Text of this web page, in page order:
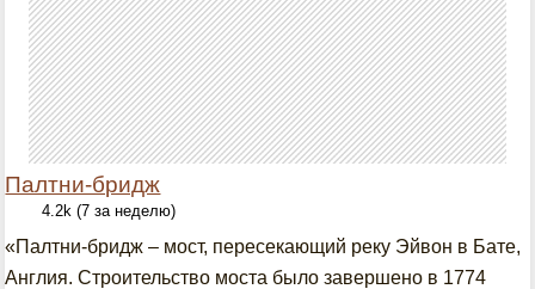
Палтни-бридж
4.2k (7 за неделю)
«Палтни-бридж – мост, пересекающий реку Эйвон в Бате,
Англия. Строительство моста было завершено в 1774